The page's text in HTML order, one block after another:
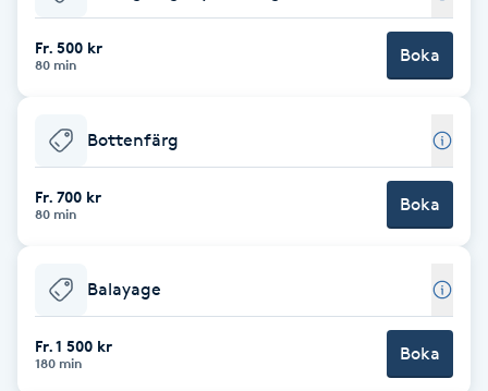
Babylights
Balayage
Barber
Barnklippning
BIAB
Fr. 500 kr
80 min Boka
Bottenfärg
Fr. 700 kr
80 min Boka
Balayage
Fr. 1 500 kr
180 min Boka